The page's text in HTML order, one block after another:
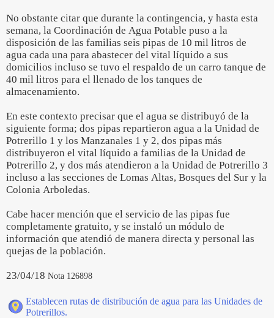
No obstante citar que durante la contingencia, y hasta esta
semana, la Coordinación de Agua Potable puso a la
disposición de las familias seis pipas de 10 mil litros de
agua cada una para abastecer del vital líquido a sus
domicilios incluso se tuvo el respaldo de un carro tanque de
40 mil litros para el llenado de los tanques de
almacenamiento.
En este contexto precisar que el agua se distribuyó de la
siguiente forma; dos pipas repartieron agua a la Unidad de
Potrerillo 1 y los Manzanales 1 y 2, dos pipas más
distribuyeron el vital líquido a familias de la Unidad de
Potrerillo 2, y dos más atendieron a la Unidad de Potrerillo 3
incluso a las secciones de Lomas Altas, Bosques del Sur y la
Colonia Arboledas.
Cabe hacer mención que el servicio de las pipas fue
completamente gratuito, y se instaló un módulo de
información que atendió de manera directa y personal las
quejas de la población.
23/04/18 Nota 126898
Establecen rutas de distribución de agua para las Unidades de
Potrerillos.